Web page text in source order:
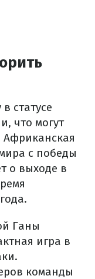
статусе
что могут
Африканская
с победы
о выходе в
Ганы
игра в
команды